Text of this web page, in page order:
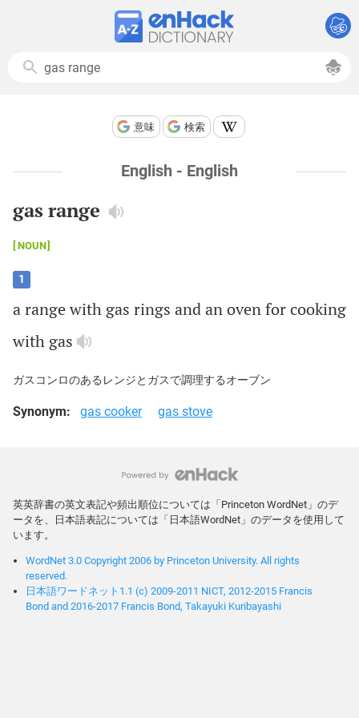
意味 検索
English - English
gas range
NOUN
1
arange with gas rings andanovenforcooking
with gas
ガスコンロのあるレンジとガスで調理するオーブン
Synonym: gas cooker gas stove
英英辞書の英文表記や頻出順位については「Princeton WordNet」のデ
ータを、日本語表記については「日本語WordNet」のデータを使用して
います。
WordNet 3.0 Copyright 2006 by Princeton University. All rights
reserved.
日本語ワードネット1.1 (c) 2009-2011 NICT, 2012-2015 Francis
Bond and 2016-2017 Francis Bond, Takayuki Kuribayashi